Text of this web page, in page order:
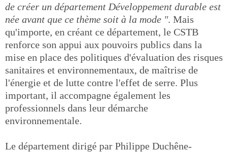
de créer un département Développement durable est
née avant que ce thème soit à la mode ". Mais
qu'importe, en créant ce département, le CSTB
renforce son appui aux pouvoirs publics dans la
mise en place des politiques d'évaluation des risques
sanitaires et environnementaux, de maîtrise de
l'énergie et de lutte contre l'effet de serre. Plus
important, il accompagne également les
professionnels dans leur démarche
environnementale.
Le département dirigé par Philippe Duchêne-